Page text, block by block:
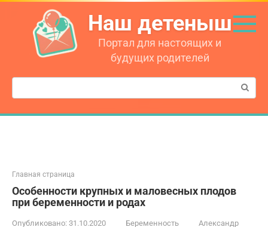
Перейти
контенту
Наш детеныш
Портал для настоящих и
будущих родителей
Поиск:
Главная страница
Особенности крупных и маловесных плодов
при беременности и родах
Опубликовано: 31.10.2020 Беременность
Александр